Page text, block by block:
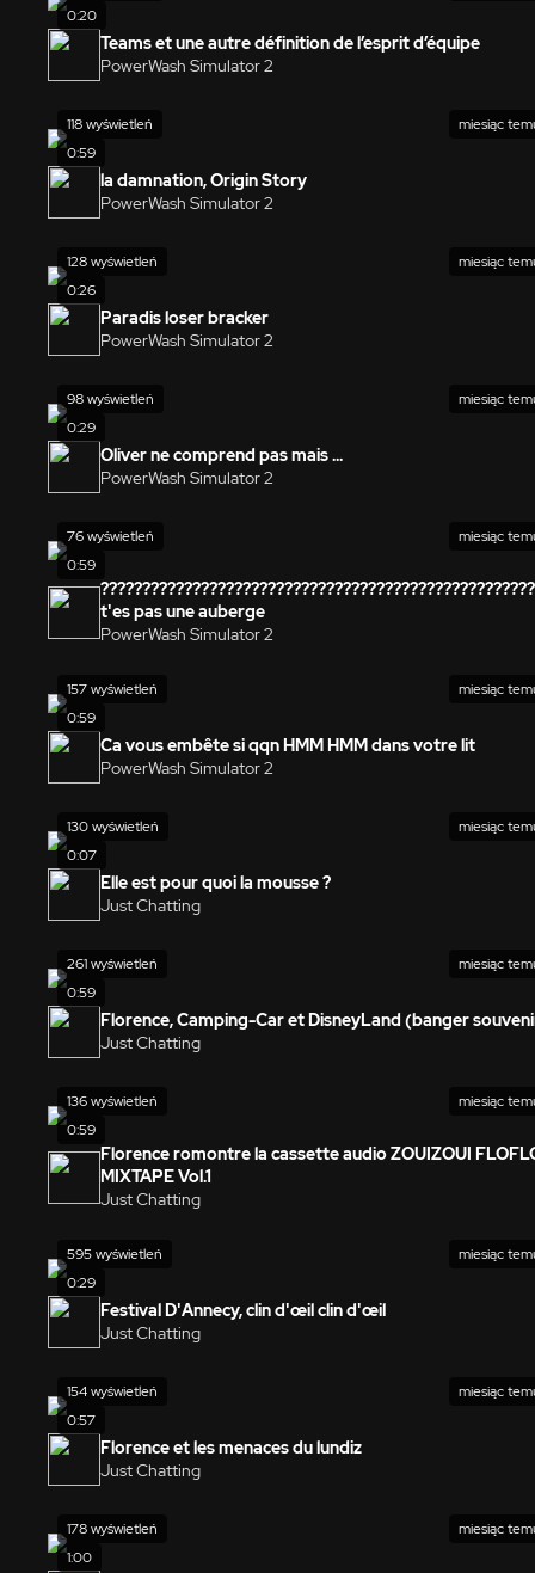
0:20
Teams et une autre définition de l’esprit d’équipe
PowerWash Simulator 2
0:59
118 wyświetleń miesiąc
la damnation, Origin Story
PowerWash Simulator 2
0:26
128 wyświetleń miesiąc
Paradis loser bracker
PowerWash Simulator 2
0:29
98 wyświetleń miesiąc
Oliver ne comprend pas mais ...
PowerWash Simulator 2
0:59
76 wyświetleń miesiąc
t'es pas une auberge
PowerWash Simulator 2
0:59
157 wyświetleń miesiąc
Ca vous embête si qqn HMM HMM dans votre lit
PowerWash Simulator 2
0:07
130 wyświetleń miesiąc
Elle est pour quoi la mousse ?
Just Chatting
0:59
261 wyświetleń miesiąc
Florence, Camping-Car et DisneyLand (banger
Just Chatting
0:59
136 wyświetleń miesiąc
Florence romontre la cassette audio ZOUIZOUI
MIXTAPE Vol.1
Just Chatting
0:29
595 wyświetleń miesiąc
Festival D'Annecy, clin d'œil clin d'œil
Just Chatting
0:57
154 wyświetleń miesiąc
Florence et les menaces du lundiz
Just Chatting
1:00
178 wyświetleń miesiąc